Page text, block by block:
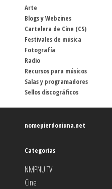
Arte
Blogs y Webzines
Cartelera de Cine (CS)
Festivales de música
Fotografía
Radio
Recursos para músicos
Salas y programadores
Sellos discográficos
nomepierdoniuna.net
Categorías
NMPNU TV
Cine